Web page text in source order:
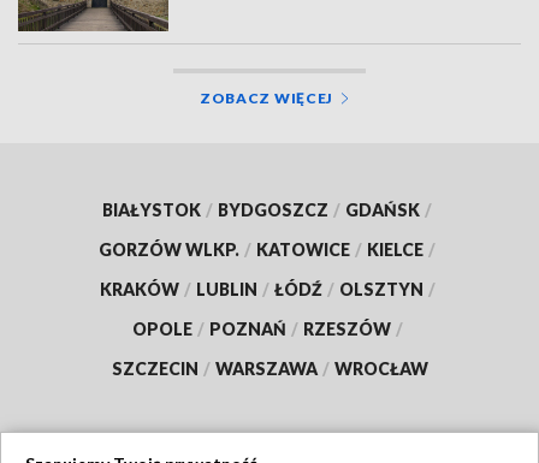
ZOBACZ WIĘCEJ
BIAŁYSTOK / BYDGOSZCZ / GDAŃSK /
GORZÓW WLKP. / KATOWICE / KIELCE /
KRAKÓW / LUBLIN / ŁÓDŹ / OLSZTYN /
OPOLE / POZNAŃ / RZESZÓW /
SZCZECIN / WARSZAWA / WROCŁAW